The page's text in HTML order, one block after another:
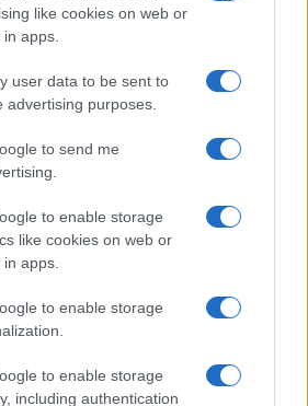
like cookies on web or
apps.
user data to be sent to
advertising purposes.
to send me
to enable storage
like cookies on web or
apps.
to enable storage
to enable storage
including authentication
με Σ. Αραβία και
και η Αίγυπτος;
τρία πλοία με